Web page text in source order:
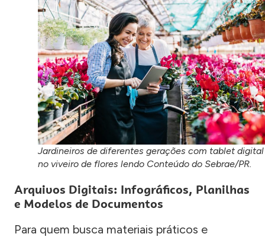
Jardineiros de diferentes gerações com tablet digital
no viveiro de flores lendo Conteúdo do Sebrae/PR.
Arquivos Digitais: Infográficos, Planilhas
e Modelos de Documentos
Para quem busca materiais práticos e